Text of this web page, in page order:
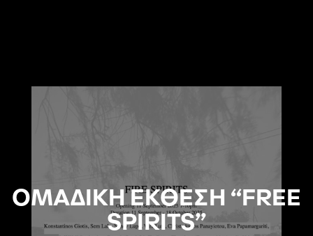
ΟΜΑΔΙΚΗ ΕΚΘΕΣΗ “FREE
SPIRITS”